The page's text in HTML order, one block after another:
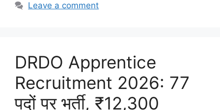
Leave a comment
DRDO Apprentice
Recruitment 2026: 77
पदों पर भर्ती, ₹12,300